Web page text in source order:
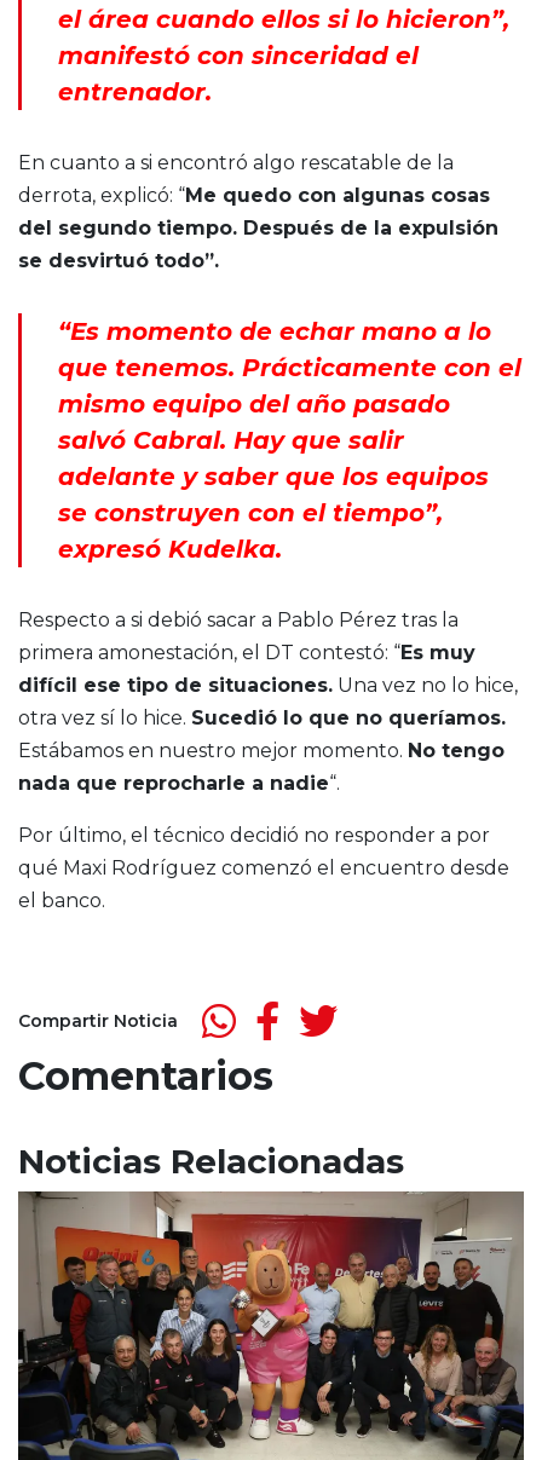
el área cuando ellos si lo hicieron”,
manifestó con sinceridad el
entrenador.
En cuanto a si encontró algo rescatable de la
derrota, explicó: “Me quedo con algunas cosas
del segundo tiempo. Después de la expulsión
se desvirtuó todo”.
“Es momento de echar mano a lo
que tenemos. Prácticamente con el
mismo equipo del año pasado
salvó Cabral. Hay que salir
adelante y saber que los equipos
se construyen con el tiempo”,
expresó Kudelka.
Respecto a si debió sacar a Pablo Pérez tras la
primera amonestación, el DT contestó: “Es muy
difícil ese tipo de situaciones. Una vez no lo hice,
otra vez sí lo hice. Sucedió lo que no queríamos.
Estábamos en nuestro mejor momento. No tengo
nada que reprocharle a nadie“.
Por último, el técnico decidió no responder a por
qué Maxi Rodríguez comenzó el encuentro desde
el banco.
Compartir Noticia
Comentarios
Noticias Relacionadas